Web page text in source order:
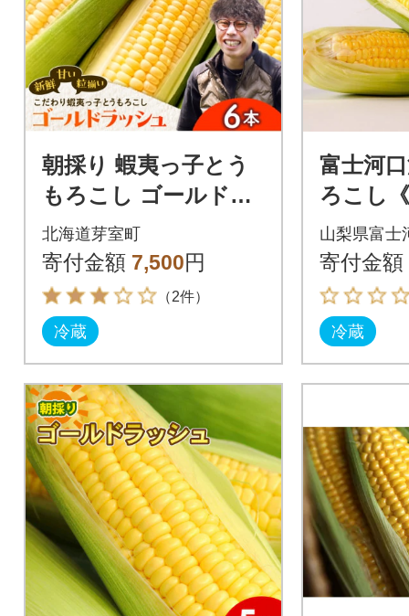
朝採り 蝦夷っ子とう
もろこし ゴールドラ
ッシュ 6本 me076-0
08c-26
北海道芽室町
寄付金額 7,500円
（2件）
冷蔵
富士河
ろこし
ッシュ
5本セッ
山梨県富士
寄付金額
冷蔵